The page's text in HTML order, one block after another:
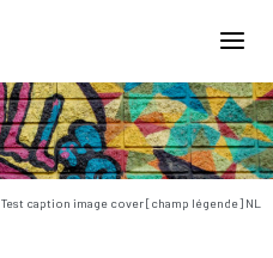
Test caption image cover [champ légende] NL